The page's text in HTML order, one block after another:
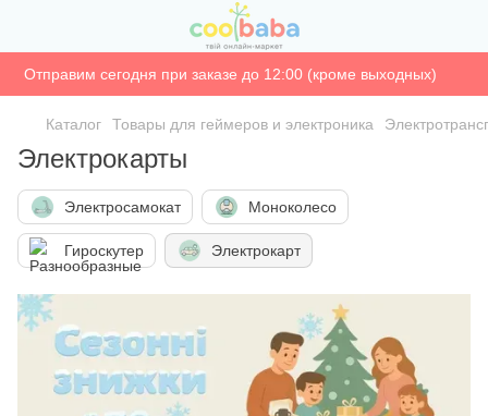
Отправим сегодня при заказе до 12:00 (кроме выходных)
Каталог Товары для геймеров и электроника
Электрокарты
Электросамокат Моноколесо
Гироскутер Электрокарт